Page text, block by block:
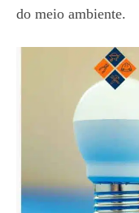
do meio ambiente.